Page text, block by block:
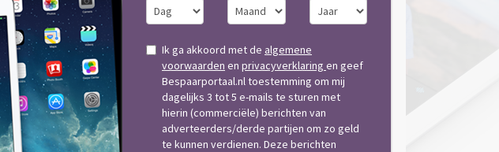
Ik ga akkoord met de algemene
voorwaarden en privacyverklaring en geef
Bespaarportaal.nl toestemming om mij
dagelijks 3 tot 5 e-mails te sturen met
hierin (commerciële) berichten van
adverteerders/derde partijen om zo geld
te kunnen verdienen. Deze berichten